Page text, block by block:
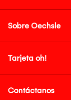
Sobre Oechsle
Tarjeta oh!
Contáctanos